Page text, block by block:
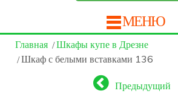
МЕНЮ
Главная
Шкафы купе в Дрезне
Шкаф с белыми вставками 136
Предыдущий